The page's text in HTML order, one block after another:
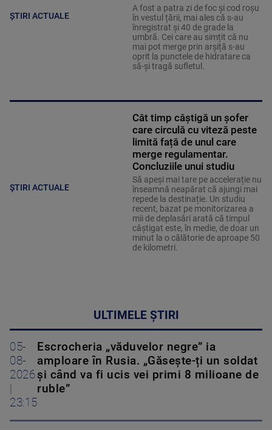
ȘTIRI ACTUALE
A fost a patra zi de foc și cod roșu
în vestul țării, mai ales că s-au
înregistrat și 40 de grade la
umbră. Cei care au simțit că nu
mai pot merge prin arșiță s-au
oprit la punctele de hidratare ca
să-și tragă sufletul.
ȘTIRI ACTUALE
Cât timp câștigă un șofer
care circulă cu viteză peste
limită față de unul care
merge regulamentar.
Concluziile unui studiu
Să apeși mai tare pe accelerație nu
înseamnă neapărat că ajungi mai
repede la destinație. Un studiu
recent, bazat pe monitorizarea a
mii de deplasări arată că timpul
câștigat este, în medie, de doar un
minut la o călătorie de aproape 50
de kilometri.
ULTIMELE ȘTIRI
05-
08-
2026
23:15
Escrocheria „văduvelor negre” ia
amploare în Rusia. „Găsește-ți un soldat
și când va fi ucis vei primi 8 milioane de
ruble”